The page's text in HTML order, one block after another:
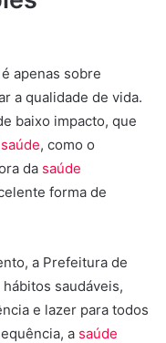
apenas sobre
a qualidade de vida.
baixo impacto, que
saúde, como o
da saúde
forma de
a Prefeitura de
saudáveis,
e lazer para todos
a saúde